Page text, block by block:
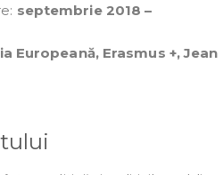
septembrie 2018 –
Europeană, Erasmus +, Jean